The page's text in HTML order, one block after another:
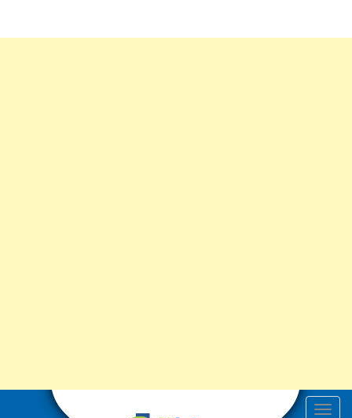
T